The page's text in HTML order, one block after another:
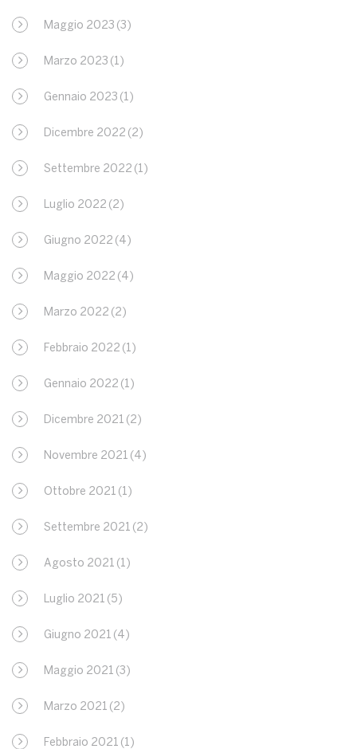
Maggio 2023 (3)
Marzo 2023 (1)
Gennaio 2023 (1)
Dicembre 2022 (2)
Settembre 2022 (1)
Luglio 2022 (2)
Giugno 2022 (4)
Maggio 2022 (4)
Marzo 2022 (2)
Febbraio 2022 (1)
Gennaio 2022 (1)
Dicembre 2021 (2)
Novembre 2021 (4)
Ottobre 2021 (1)
Settembre 2021 (2)
Agosto 2021 (1)
Luglio 2021 (5)
Giugno 2021 (4)
Maggio 2021 (3)
Marzo 2021 (2)
Febbraio 2021 (1)